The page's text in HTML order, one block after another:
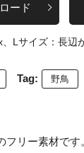
ード
Lサイズ：長辺
Tag: 野鳥
フリー素材で